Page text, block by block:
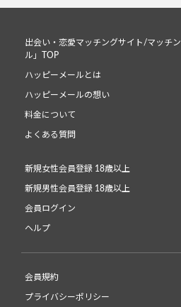
出会い・恋愛マッチングサイト/マッチ
ル」TOP
ハッピーメールとは
ハッピーメールの想い
料金について
よくある質問
新規女性会員登録 18歳以上
新規男性会員登録 18歳以上
会員ログイン
ヘルプ
会員規約
プライバシーポリシー